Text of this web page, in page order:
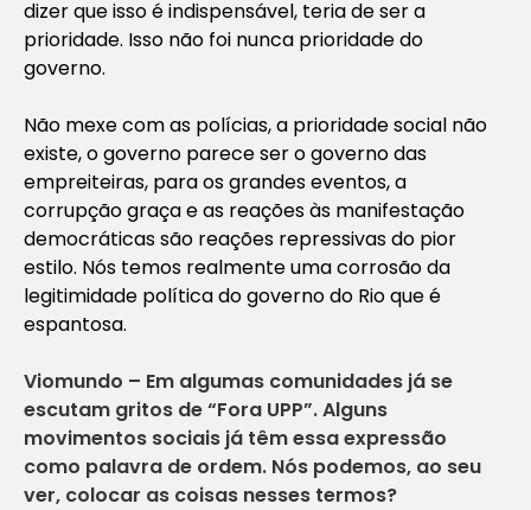
dizer que isso é indispensável, teria de ser a
prioridade. Isso não foi nunca prioridade do
governo.
Não mexe com as polícias, a prioridade social não
existe, o governo parece ser o governo das
empreiteiras, para os grandes eventos, a
corrupção graça e as reações às manifestação
democráticas são reações repressivas do pior
estilo. Nós temos realmente uma corrosão da
legitimidade política do governo do Rio que é
espantosa.
Viomundo – Em algumas comunidades já se
escutam gritos de “Fora UPP”. Alguns
movimentos sociais já têm essa expressão
como palavra de ordem. Nós podemos, ao seu
ver, colocar as coisas nesses termos?